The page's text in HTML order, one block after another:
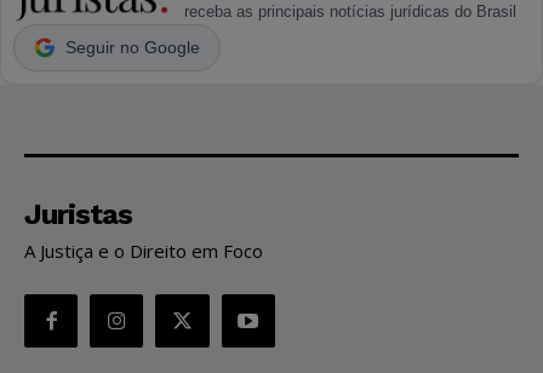
receba as principais notícias jurídicas do Brasil
Seguir no Google
Juristas
A Justiça e o Direito em Foco